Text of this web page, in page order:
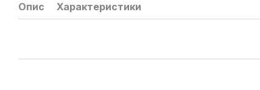
Опис Характеристики